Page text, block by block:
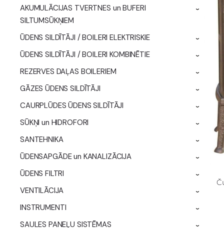
AKUMULĀCIJAS TVERTNES un BUFERI
SILTUMSŪKŅIEM
›
ŪDENS SILDĪTĀJI / BOILERI ELEKTRISKIE ›
ŪDENS SILDĪTĀJI / BOILERI KOMBINĒTIE ›
REZERVES DAĻAS BOILERIEM ›
GĀZES ŪDENS SILDĪTĀJI ›
CAURPLŪDES ŪDENS SILDĪTĀJI ›
SŪKŅI un HIDROFORI ›
SANTEHNIKA ›
ŪDENSAPGĀDE un KANALIZĀCIJA ›
ŪDENS FILTRI ›
VENTILĀCIJA ›
INSTRUMENTI ›
SAULES PANEĻU SISTĒMAS ›